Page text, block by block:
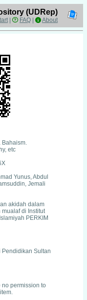
(UDRep)
| FAQ About
Bahaism.
etc
Yunus, Abdul
Jemali
akidah dalam
mualaf di Institut
PERKIM
Pendidikan Sultan
no permission to